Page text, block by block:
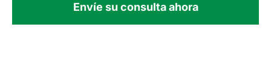
Envíe su consulta ahora